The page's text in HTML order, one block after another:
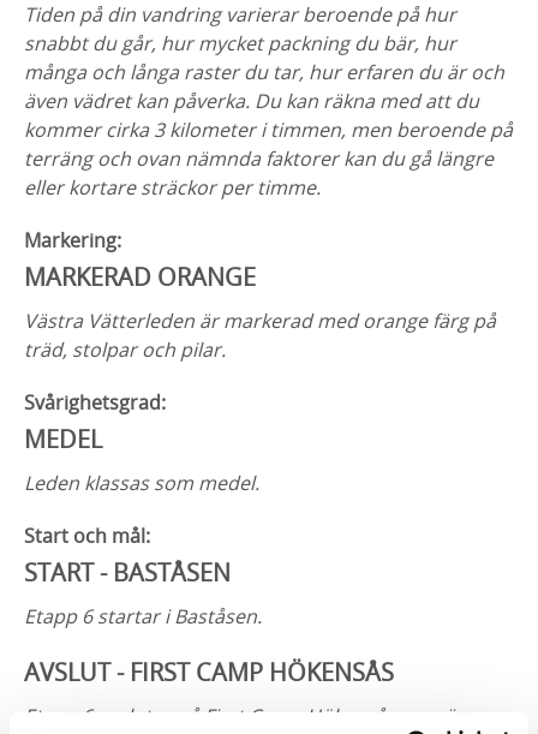
Tiden på din vandring varierar beroende på hur
snabbt du går, hur mycket packning du bär, hur
många och långa raster du tar, hur erfaren du är och
även vädret kan påverka. Du kan räkna med att du
kommer cirka 3 kilometer i timmen, men beroende på
terräng och ovan nämnda faktorer kan du gå längre
eller kortare sträckor per timme.
Markering:
MARKERAD ORANGE
Västra Vätterleden är markerad med orange färg på
träd, stolpar och pilar.
Svårighetsgrad:
MEDEL
Leden klassas som medel.
Start och mål:
START - BASTÅSEN
Etapp 6 startar i Baståsen.
AVSLUT - FIRST CAMP HÖKENSÅS
Etapp 6 avslutas på First Camp Hökensås som är en